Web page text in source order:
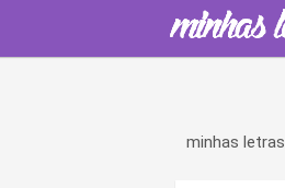
minhas letras